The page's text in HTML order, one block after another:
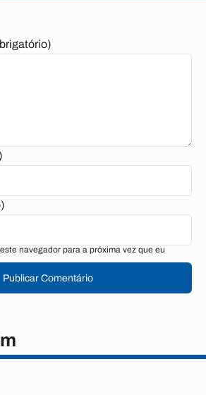
navegador para a próxima vez que eu
Publicar Comentário